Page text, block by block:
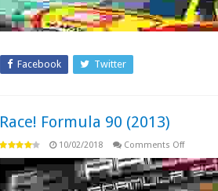
Facebook Twitter
Race! Formula 90 (2013)
10/02/2018 Comments Offon
Formula
90
(2013)